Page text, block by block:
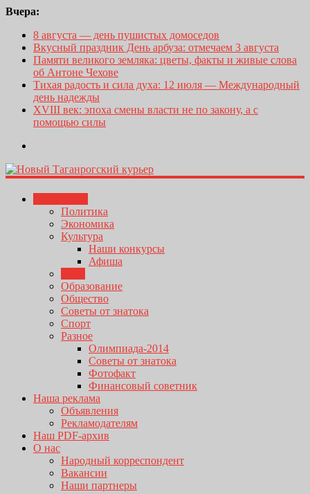
Вчера:
8 августа — день пушистых домоседов
Вкусный праздник День арбуза: отмечаем 3 августа
Памяти великого земляка: цветы, факты и живые слова
об Антоне Чехове
Тихая радость и сила духа: 12 июля — Международный
день надежды
XVIII век: эпоха смены власти не по закону, а с
помощью силы
Политика
Экономика
Культура
Наши конкурсы
Афиша
Образование
Общество
Советы от знатока
Спорт
Разное
Олимпиада-2014
Советы от знатока
Фотофакт
Финансовый советник
Наша реклама
Объявления
Рекламодателям
Наш PDF-архив
О нас
Народный корреспондент
Вакансии
Наши партнеры